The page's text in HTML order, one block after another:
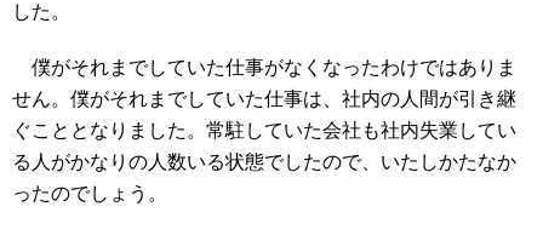
した。
僕がそれまでしていた仕事がなくなったわけではありま
せん。僕がそれまでしていた仕事は、社内の人間が引き継
ぐこととなりました。常駐していた会社も社内失業してい
る人がかなりの人数いる状態でしたので、いたしかたなか
ったのでしょう。